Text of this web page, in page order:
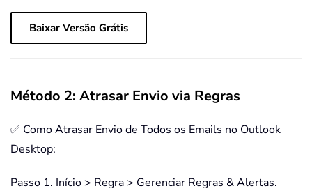
Baixar Versão Grátis
Método 2: Atrasar Envio via Regras
✅ Como Atrasar Envio de Todos os Emails no Outlook
Desktop:
Passo 1. Início > Regra > Gerenciar Regras & Alertas.